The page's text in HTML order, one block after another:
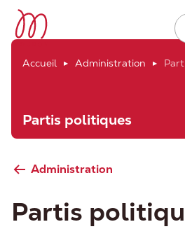
Aller
au
Ville de Moudon
Accueil Administration
Partis politiques
Administration
Partis